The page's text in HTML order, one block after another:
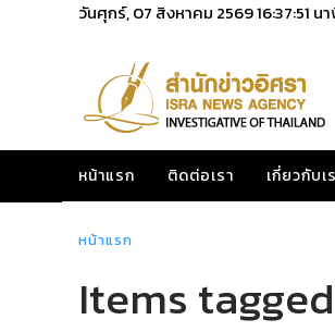
วันศุกร์, 07 สิงหาคม 256916:37:52น
หน้าแรก ติดต่อเรา เกี่ยวกับเ
หน้าแรก
Items